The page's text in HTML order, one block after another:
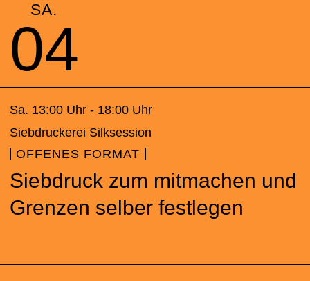
SA.
04
Sa. 13:00 Uhr - 18:00 Uhr
Siebdruckerei Silksession
OFFENES FORMAT
Siebdruck zum mitmachen und
Grenzen selber festlegen